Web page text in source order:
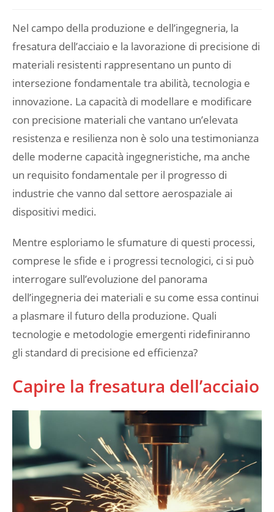
Nel campo della produzione e dell’ingegneria, la
fresatura dell’acciaio e la lavorazione di precisione di
materiali resistenti rappresentano un punto di
intersezione fondamentale tra abilità, tecnologia e
innovazione. La capacità di modellare e modificare
con precisione materiali che vantano un’elevata
resistenza e resilienza non è solo una testimonianza
delle moderne capacità ingegneristiche, ma anche
un requisito fondamentale per il progresso di
industrie che vanno dal settore aerospaziale ai
dispositivi medici.
Mentre esploriamo le sfumature di questi processi,
comprese le sfide e i progressi tecnologici, ci si può
interrogare sull’evoluzione del panorama
dell’ingegneria dei materiali e su come essa continui
a plasmare il futuro della produzione. Quali
tecnologie e metodologie emergenti ridefiniranno
gli standard di precisione ed efficienza?
Capire la fresatura dell’acciaio